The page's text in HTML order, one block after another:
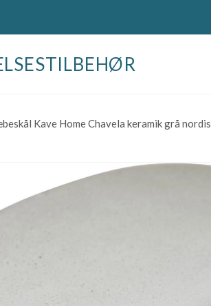
Kave Home Chavela keramik grå